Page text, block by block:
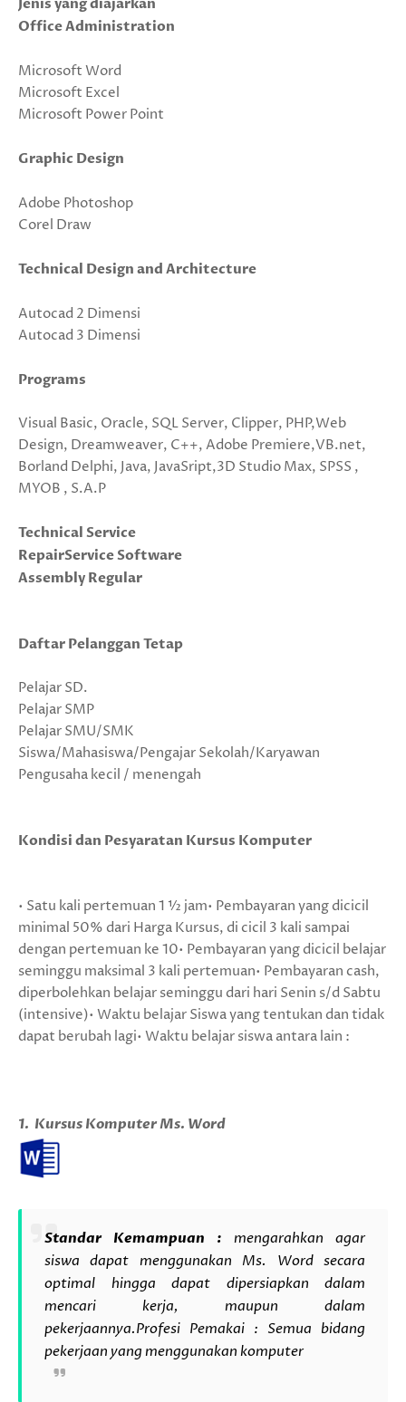
Jenis yang diajarkan
Office Administration
Microsoft Word
Microsoft Excel
Microsoft Power Point
Graphic Design
Adobe Photoshop
Corel Draw
Technical Design and Architecture
Autocad 2 Dimensi
Autocad 3 Dimensi
Programs
Visual Basic, Oracle, SQL Server, Clipper, PHP,Web
Design, Dreamweaver, C++, Adobe Premiere,VB.net,
Borland Delphi, Java, JavaSript,3D Studio Max, SPSS ,
MYOB , S.A.P
Technical Service
RepairService Software
Assembly Regular
Daftar Pelanggan Tetap
Pelajar SD.
Pelajar SMP
Pelajar SMU/SMK
Siswa/Mahasiswa/Pengajar Sekolah/Karyawan
Pengusaha kecil / menengah
Kondisi dan Pesyaratan Kursus Komputer
• Satu kali pertemuan 1 ½ jam• Pembayaran yang dicicil
minimal 50% dari Harga Kursus, di cicil 3 kali sampai
dengan pertemuan ke 10• Pembayaran yang dicicil belajar
seminggu maksimal 3 kali pertemuan• Pembayaran cash,
diperbolehkan belajar seminggu dari hari Senin s/d Sabtu
(intensive)• Waktu belajar Siswa yang tentukan dan tidak
dapat berubah lagi• Waktu belajar siswa antara lain :
1. Kursus Komputer Ms. Word
Standar Kemampuan : mengarahkan agar
siswa dapat menggunakan Ms. Word secara
optimal hingga dapat dipersiapkan dalam
mencari kerja, maupun dalam
pekerjaannya.Profesi Pemakai : Semua bidang
pekerjaan yang menggunakan komputer